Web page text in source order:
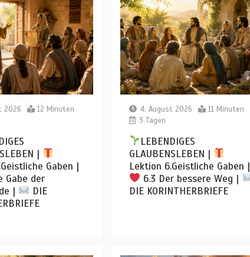
2026 12 Minuten
|
Gaben |
Gabe der
|
DIE
4. August 2026
11 Minuten
3 Tagen
LEBENDIGES
GLAUBENSLEBEN |
Lektion 6.Geistliche Gaben |
6.3 Der bessere Weg |
DIE KORINTHERBRIEFE